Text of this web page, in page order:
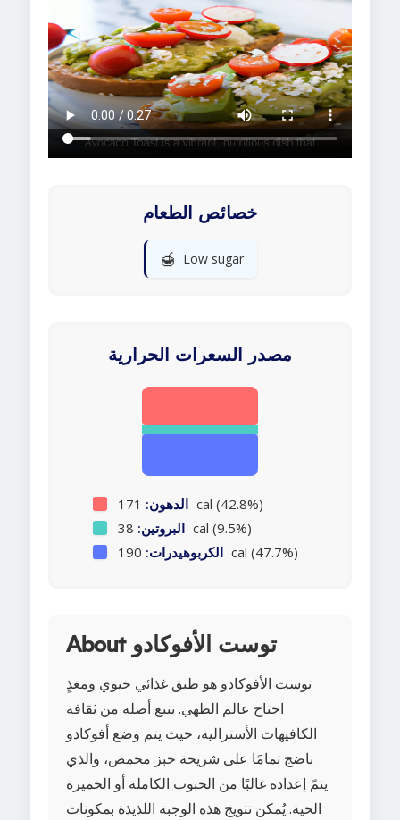
خصائص الطعام
🍯 Low sugar
مصدر السعرات الحرارية
الدهون: 171 cal (42.8%)
البروتين: 38 cal (9.5%)
الكربوهيدرات: 190 cal (47.7%)
About توست الأفوكادو
توست الأفوكادو هو طبق غذائي حيوي ومغذٍ
اجتاح عالم الطهي. ينبع أصله من ثقافة
الكافيهات الأسترالية، حيث يتم وضع أفوكادو
ناضج تمامًا على شريحة خبز محمص، والذي
يتمّ إعداده غالبًا من الحبوب الكاملة أو الخميرة
الحية. يُمكن تتويج هذه الوجبة اللذيذة بمكونات